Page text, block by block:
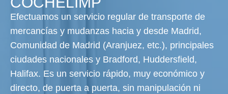
Efectuamos un servicio regular de transporte de
mercancías y mudanzas hacia y desde Madrid,
Comunidad de Madrid (Aranjuez, etc.), principales
ciudades nacionales y Bradford, Huddersfield,
Halifax. Es un servicio rápido, muy económico y
directo, de puerta a puerta, sin manipulación ni